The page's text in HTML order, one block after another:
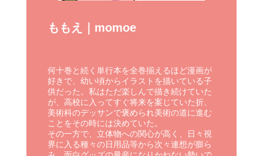
ももえ｜momoe
何十巻と続く単行本を全巻揃えるほど漫画が
好きで、幼い頃からイラストを描いている子
供だった。私はただ楽しんで描き続けていた
が、高校に入ってすぐ将来を案じていた折、
美術科のデッサンで褒められ美術の道に進む
ことをその時には決めていた。
その一方で、立体物への関心が高く、日々視
界に入る種々の日用品等から次々連想が膨ら